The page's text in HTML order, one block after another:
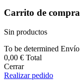
Carrito de compra
Sin productos
To be determined Envío
0,00 € Total
Cerrar
Realizar pedido